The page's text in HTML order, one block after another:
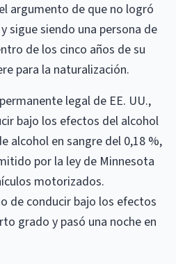
argumento de que no logró
sigue siendo una persona de
de los cinco años de su
para la naturalización.
legal de EE. UU.,
bajo los efectos del alcohol
alcohol en sangre del 0,18 %,
por la ley de Minnesota
motorizados.
de conducir bajo los efectos
grado y pasó una noche en